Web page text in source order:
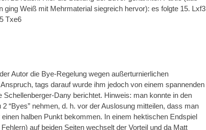
ging Weiß mit Mehrmaterial siegreich hervor): es folgte 15. Lxf3
Txe6
Autor die Bye-Regelung wegen außerturnierlichen
tags darauf wurde ihm jedoch von einem spannenden
Schellenberger-Dany berichtet. Hinweis: man konnte in den
2 “Byes” nehmen, d. h. vor der Auslosung mitteilen, dass man
einen halben Punkt bekommen. In einem hektischen Endspiel
auf beiden Seiten wechselt der Vorteil und da Matt